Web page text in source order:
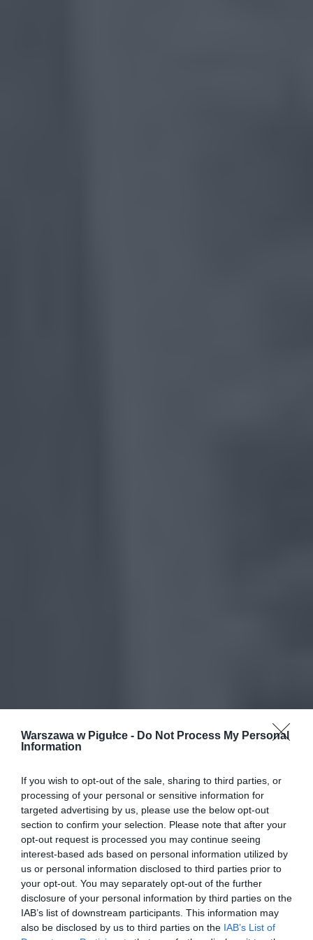
Warszawa w Pigułce - Do Not Process My Personal
Information
If you wish to opt-out of the sale, sharing to third parties, or
processing of your personal or sensitive information for
targeted advertising by us, please use the below opt-out
section to confirm your selection. Please note that after your
opt-out request is processed you may continue seeing
interest-based ads based on personal information utilized by
us or personal information disclosed to third parties prior to
your opt-out. You may separately opt-out of the further
disclosure of your personal information by third parties on the
IAB’s list of downstream participants. This information may
also be disclosed by us to third parties on the IAB’s List of